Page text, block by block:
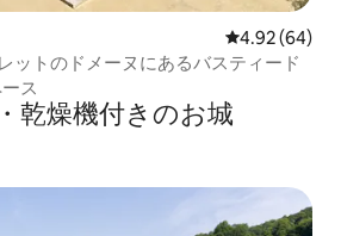
レビュー64
4.92 (64)
ットのドメーヌにあるバスティード
ス
乾燥機付きのお城